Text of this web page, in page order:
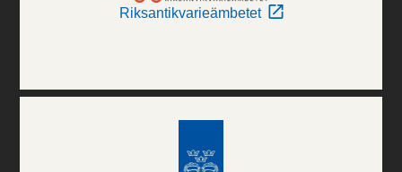
Riksantikvarieämbetet